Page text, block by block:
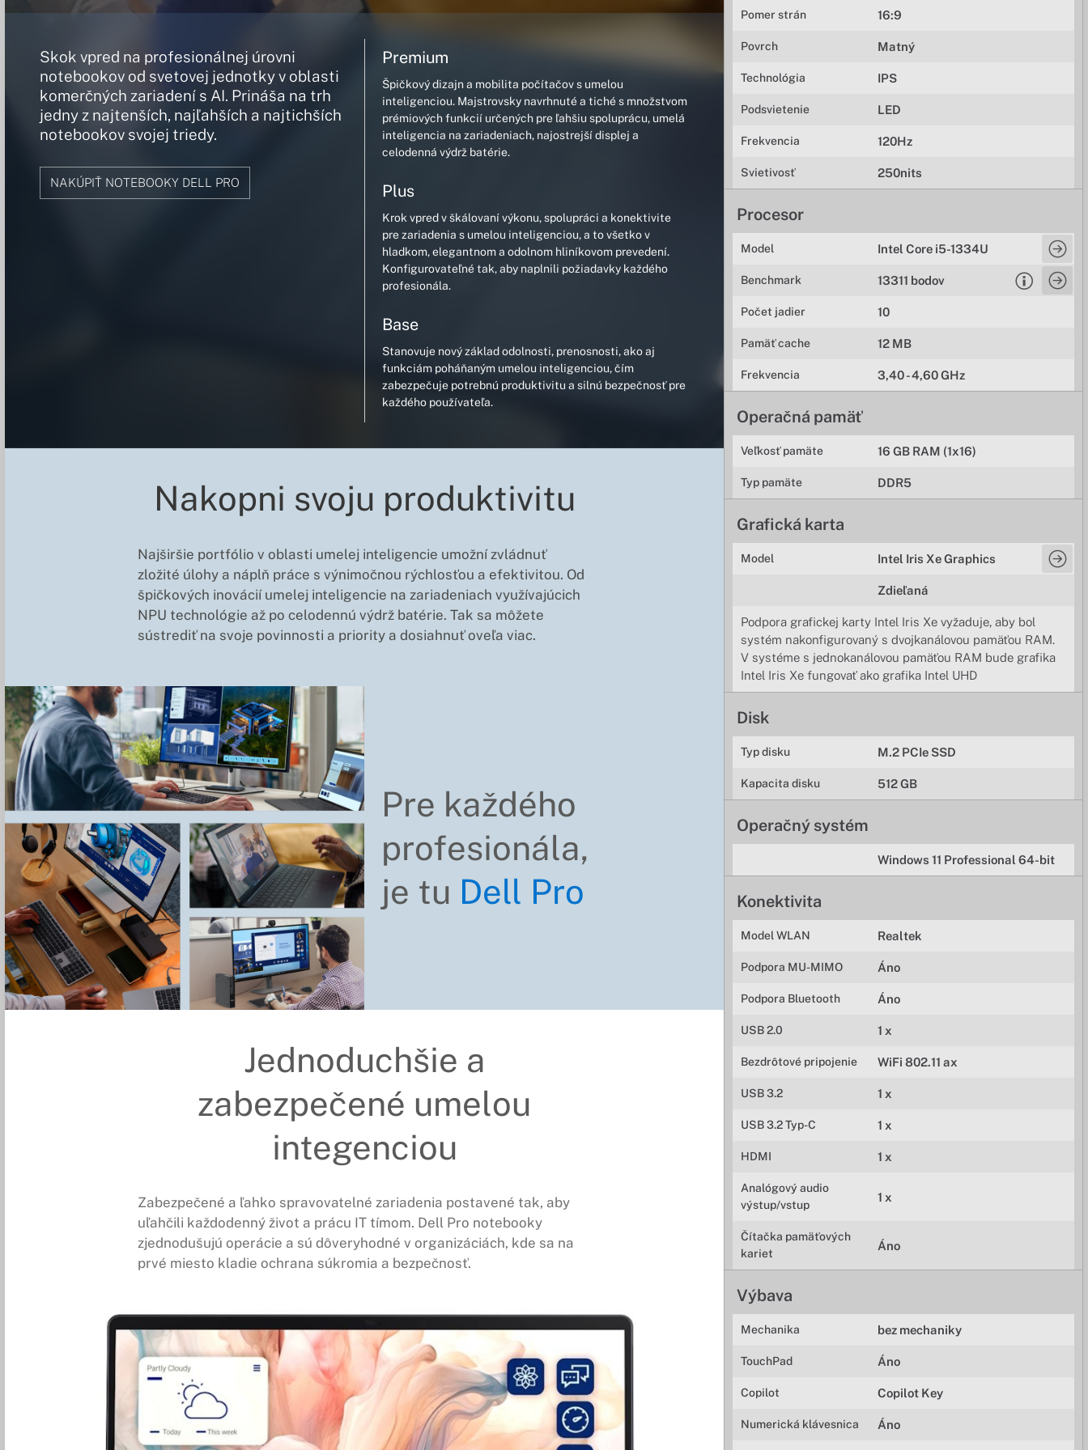
Pomer strán 16:9
Povrch Matný
Technológia IPS
Podsvietenie LED
Frekvencia 120Hz
Svietivosť 250nits
Procesor
Model Intel Core i5-1334U
Benchmark 13311 bodov
Počet jadier 10
Pamäť cache 12 MB
Frekvencia 3,40 - 4,60 GHz
Operačná pamäť
Veľkosť pamäte 16 GB RAM (1x16)
Typ pamäte DDR5
Grafická karta
Model Intel Iris Xe Graphics
Zdieľaná
Podpora grafickej karty Intel Iris Xe vyžaduje, aby bol
systém nakonfigurovaný s dvojkanálovou pamäťou RAM.
V systéme s jednokanálovou pamäťou RAM bude grafika
Intel Iris Xe fungovať ako grafika Intel UHD
Disk
Typ disku M.2 PCIe SSD
Kapacita disku 512 GB
Operačný systém
Windows 11 Professional 64-bit
Konektivita
Model WLAN Realtek
Podpora MU-MIMO Áno
Podpora Bluetooth Áno
USB 2.0 1 x
Bezdrôtové pripojenie WiFi 802.11 ax
USB 3.2 1 x
USB 3.2 Typ-C 1 x
HDMI 1 x
Analógový audio
výstup/vstup
1 x
Čítačka pamäťových
kariet
Áno
Výbava
Mechanika bez mechaniky
TouchPad Áno
Copilot Copilot Key
Numerická klávesnica Áno
Skok vpred na profesionálnej úrovni
notebookov od svetovej jednotky v oblasti
komerčných zariadení s AI. Prináša na trh
jedny z najtenších, najľahších a najtichších
notebookov svojej triedy.
NAKÚPIŤ NOTEBOOKY DELL PRO
Premium
Špičkový dizajn a mobilita počítačov s umelou
inteligenciou. Majstrovsky navrhnuté a tiché s množstvom
prémiových funkcií určených pre ľahšiu spoluprácu, umelá
inteligencia na zariadeniach, najostrejší displej a
celodenná výdrž batérie.
Plus
Krok vpred v škálovaní výkonu, spolupráci a konektivite
pre zariadenia s umelou inteligenciou, a to všetko v
hladkom, elegantnom a odolnom hliníkovom prevedení.
Konfigurovateľné tak, aby naplnili požiadavky každého
profesionála.
Base
Stanovuje nový základ odolnosti, prenosnosti, ako aj
funkciám poháňaným umelou inteligenciou, čím
zabezpečuje potrebnú produktivitu a silnú bezpečnosť pre
každého používateľa.
Nakopni svoju produktivitu
Najširšie portfólio v oblasti umelej inteligencie umožní zvládnuť
zložité úlohy a náplň práce s výnimočnou rýchlosťou a efektivitou. Od
špičkových inovácií umelej inteligencie na zariadeniach využívajúcich
NPU technológie až po celodennú výdrž batérie. Tak sa môžete
sústrediť na svoje povinnosti a priority a dosiahnuť oveľa viac.
Pre každého
profesionála,
je tu Dell Pro
Jednoduchšie a
zabezpečené umelou
integenciou
Zabezpečené a ľahko spravovatelné zariadenia postavené tak, aby
uľahčili každodenný život a prácu IT tímom. Dell Pro notebooky
zjednodušujú operácie a sú dôveryhodné v organizáciách, kde sa na
prvé miesto kladie ochrana súkromia a bezpečnosť.